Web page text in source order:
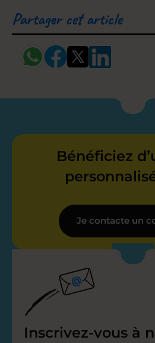
Partager cet article
Bénéficiez
Je contacte un
Inscrivez-vous à